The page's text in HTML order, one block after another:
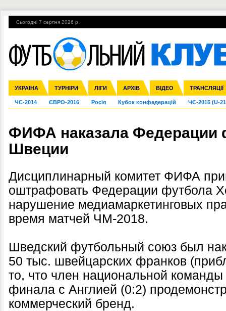
Сьогодні 7 серпня 2026 р.
УКРАЇНА ТУРНІРИ ЛІГИ АРХІВ ВІДЕО ТРАНСЛЯЦІЇ
Збірна Прем'єр-ліга Перша ліга Друга ліга Кубок України
Ліга чемпіонів Ліга Європи Міжнародні Ліга націй Ліга
Англія Іспанія Італія Німеччина Франція Інші
ЧС-2014 ЄВРО-2016 Росія Кубок конфедерацій ЧЄ-2015 (U-
Гарячі теми УПЛ, 1-й тур ВІЙНА УПЛ-ПЕРЕХОДИ
ФИФА наказала Федерации
Швеции
Дисциплинарный комитет ФИФА
оштрафовать Федерации футбола
нарушение медиамаркетинговых
время матчей ЧМ-2018.
Шведский футбольный союз был
50 тыс. швейцарских франков
то, что член национальной
финала с Англией (0:2)
коммерческий бренд.